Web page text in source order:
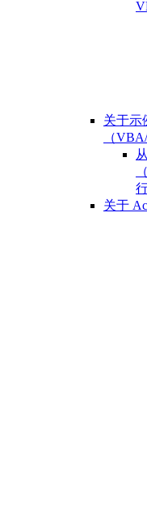
关于示
（
关于